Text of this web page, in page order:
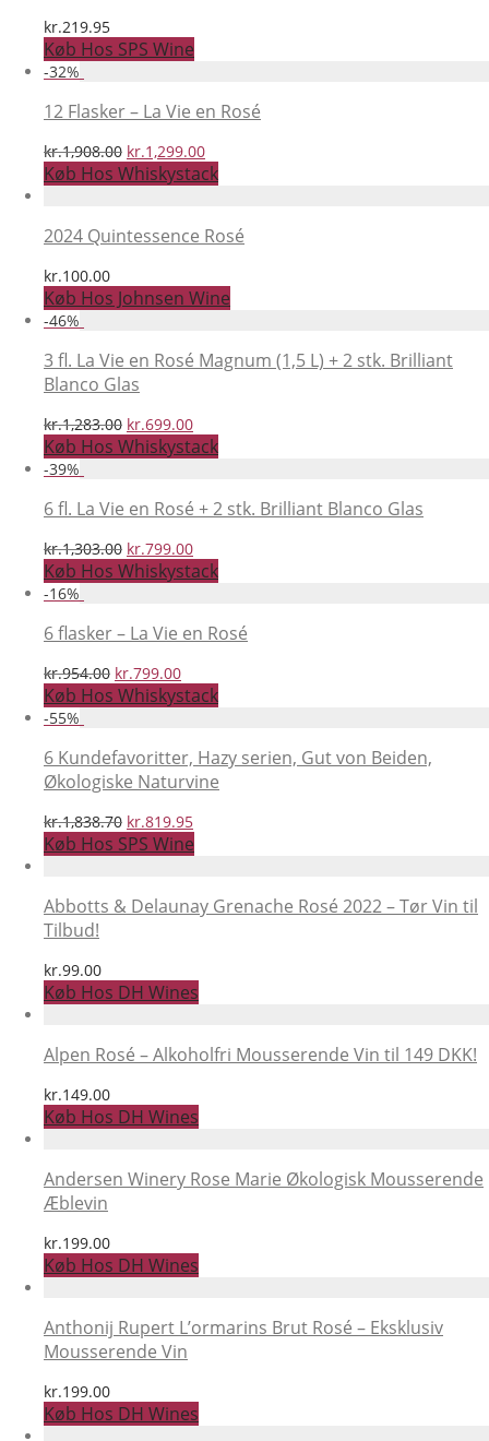
kr.219.95
Køb Hos SPS Wine
-32%
12 Flasker – La Vie en Rosé
kr.1,908.00 Den
oprindelige
pris
kr.1,908.00.
kr.1,299.00Den
aktuelle
pris
kr.1,299.00.
Køb Hos Whiskystack
2024 Quintessence Rosé
kr.100.00
Køb Hos Johnsen Wine
-46%
3 fl. La Vie en Rosé Magnum (1,5 L) + 2 stk. Brilliant
Blanco Glas
kr.1,283.00 Den
oprindelige
pris
kr.1,283.00.
kr.699.00Den
aktuelle
pris
kr.699.00.
Køb Hos Whiskystack
-39%
6 fl. La Vie en Rosé + 2 stk. Brilliant Blanco Glas
kr.1,303.00 Den
oprindelige
pris
kr.1,303.00.
kr.799.00Den
aktuelle
pris
kr.799.00.
Køb Hos Whiskystack
-16%
6 flasker – La Vie en Rosé
kr.954.00 Den
oprindelige
pris
kr.954.00.
kr.799.00Den
aktuelle
pris
kr.799.00.
Køb Hos Whiskystack
-55%
6 Kundefavoritter, Hazy serien, Gut von Beiden,
Økologiske Naturvine
kr.1,838.70 Den
oprindelige
pris
kr.1,838.70.
kr.819.95Den
aktuelle
pris
kr.819.95.
Køb Hos SPS Wine
Abbotts & Delaunay Grenache Rosé 2022 – Tør Vin til
Tilbud!
kr.99.00
Køb Hos DH Wines
Alpen Rosé – Alkoholfri Mousserende Vin til 149 DKK!
kr.149.00
Køb Hos DH Wines
Andersen Winery Rose Marie Økologisk Mousserende
Æblevin
kr.199.00
Køb Hos DH Wines
Anthonij Rupert L’ormarins Brut Rosé – Eksklusiv
Mousserende Vin
kr.199.00
Køb Hos DH Wines